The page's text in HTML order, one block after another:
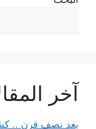
آخر
بعد نصف قرن ..